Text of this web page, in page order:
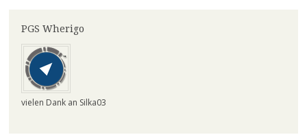
PGS Wherigo
vielen Dank an Silka03